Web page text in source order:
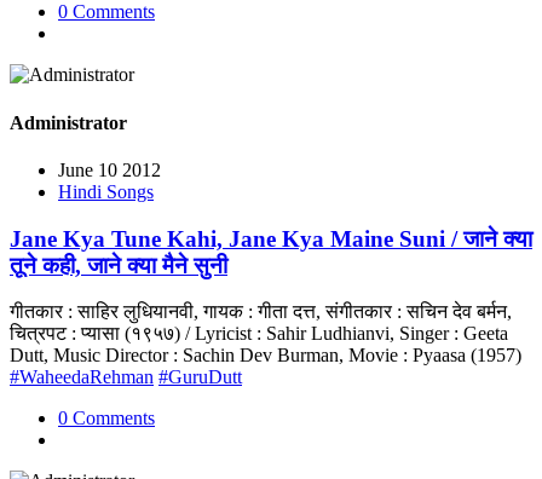
0 Comments
Administrator
June 10 2012
Hindi Songs
Jane Kya Tune Kahi, Jane Kya Maine Suni / जाने क्या
तूने कही, जाने क्या मैने सुनी
गीतकार : साहिर लुधियानवी, गायक : गीता दत्त, संगीतकार : सचिन देव बर्मन,
चित्रपट : प्यासा (१९५७) / Lyricist : Sahir Ludhianvi, Singer : Geeta
Dutt, Music Director : Sachin Dev Burman, Movie : Pyaasa (1957)
#WaheedaRehman #GuruDutt
0 Comments